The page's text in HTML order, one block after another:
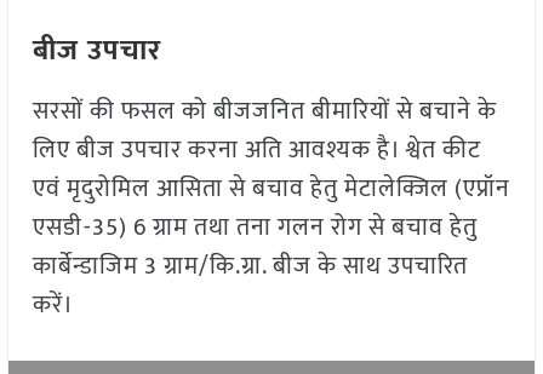
बीज उपचार
सरसों की फसल को बीजजनित बीमारियों से बचाने के
लिए बीज उपचार करना अति आवश्यक है। श्वेत कीट
एवं मृदुरोमिल आसिता से बचाव हेतु मेटालेक्जिल (एप्रॉन
एसडी-35) 6 ग्राम तथा तना गलन रोग से बचाव हेतु
कार्बेन्डाजिम 3 ग्राम/कि.ग्रा. बीज के साथ उपचारित
करें।